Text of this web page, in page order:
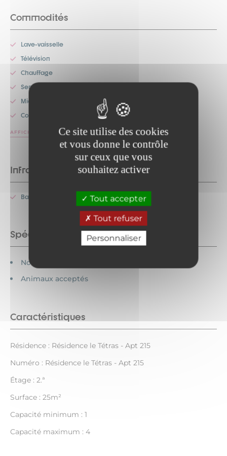
Ce site utilise des cookies
et vous donne le contrôle
sur ceux que vous
souhaitez activer
Tout accepter
Tout refuser
Personnaliser
Commodités
Lave-vaisselle
Télévision
Chauffage
Service de ménage
Micro-onde
Congélateur
AFFICHER PLUS
Infrastructures
Balcon
Spécificités
Non fumeur
Animaux acceptés
Caractéristiques
Résidence : Résidence le Tétras - Apt 215
Numéro : Résidence le Tétras - Apt 215
Étage : 2.ª
Surface : 25m²
Capacité minimum : 1
Capacité maximum : 4